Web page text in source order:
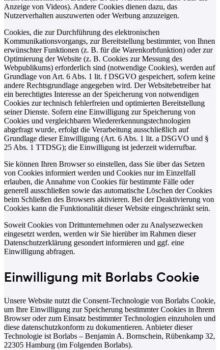
Anzeige von Videos). Andere Cookies dienen dazu, das
Nutzerverhalten auszuwerten oder Werbung anzuzeigen.
Cookies, die zur Durchführung des elektronischen
Kommunikationsvorgangs, zur Bereitstellung bestimmter, von Ihnen
erwünschter Funktionen (z. B. für die Warenkorbfunktion) oder zur
Optimierung der Website (z. B. Cookies zur Messung des
Webpublikums) erforderlich sind (notwendige Cookies), werden auf
Grundlage von Art. 6 Abs. 1 lit. f DSGVO gespeichert, sofern keine
andere Rechtsgrundlage angegeben wird. Der Websitebetreiber hat
ein berechtigtes Interesse an der Speicherung von notwendigen
Cookies zur technisch fehlerfreien und optimierten Bereitstellung
seiner Dienste. Sofern eine Einwilligung zur Speicherung von
Cookies und vergleichbaren Wiedererkennungstechnologien
abgefragt wurde, erfolgt die Verarbeitung ausschließlich auf
Grundlage dieser Einwilligung (Art. 6 Abs. 1 lit. a DSGVO und §
25 Abs. 1 TTDSG); die Einwilligung ist jederzeit widerrufbar.
Sie können Ihren Browser so einstellen, dass Sie über das Setzen
von Cookies informiert werden und Cookies nur im Einzelfall
erlauben, die Annahme von Cookies für bestimmte Fälle oder
generell ausschließen sowie das automatische Löschen der Cookies
beim Schließen des Browsers aktivieren. Bei der Deaktivierung von
Cookies kann die Funktionalität dieser Website eingeschränkt sein.
Soweit Cookies von Drittunternehmen oder zu Analysezwecken
eingesetzt werden, werden wir Sie hierüber im Rahmen dieser
Datenschutzerklärung gesondert informieren und ggf. eine
Einwilligung abfragen.
Einwilligung mit Borlabs Cookie
Unsere Website nutzt die Consent-Technologie von Borlabs Cookie,
um Ihre Einwilligung zur Speicherung bestimmter Cookies in Ihrem
Browser oder zum Einsatz bestimmter Technologien einzuholen und
diese datenschutzkonform zu dokumentieren. Anbieter dieser
Technologie ist Borlabs – Benjamin A. Bornschein, Rübenkamp 32,
22305 Hamburg (im Folgenden Borlabs).